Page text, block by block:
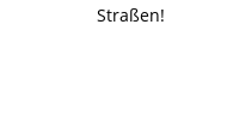
Straßen!